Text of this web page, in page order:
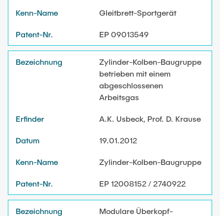
Gleitbrett-Sportgerät
EP 09013549
Zylinder-Kolben-Baugruppe
betrieben mit einem
abgeschlossenen
Arbeitsgas
A.K. Usbeck, Prof. D. Krause
19.01.2012
Zylinder-Kolben-Baugruppe
EP 12008152 / 2740922
Modulare Überkopf-